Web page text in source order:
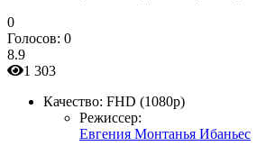
0
Голосов: 0
8.9
1 303
Качество: FHD (1080p)
Режиссер:
Евгения Монтанья Ибаньес